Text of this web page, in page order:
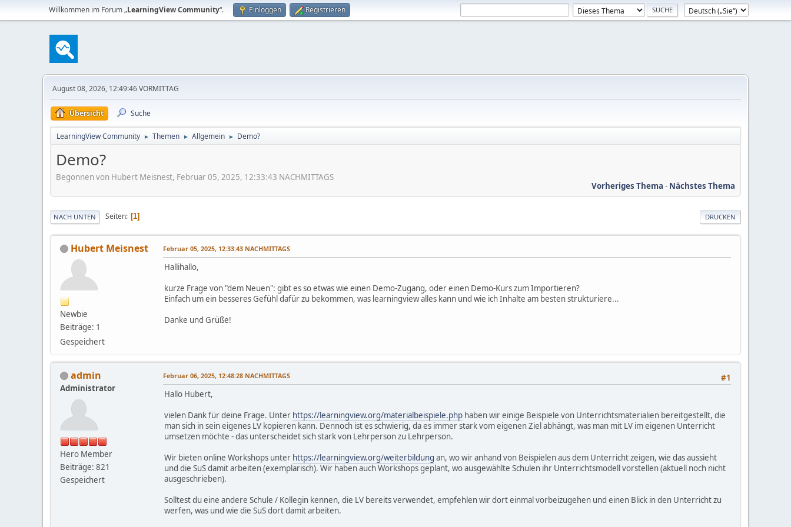
Willkommen im Forum „LearningView Community“. Einloggen Registrieren
August 08, 2026, 12:49:46 VORMITTAG
Übersicht Suche
LearningView Community ► Themen ► Allgemein ► Demo?
Demo?
Begonnen von Hubert Meisnest, Februar 05, 2025, 12:33:43 NACHMITTAGS
Vorheriges Thema - Nächstes Thema
DRUCKEN
NACH UNTEN Seiten 1
Hubert Meisnest
Newbie
Beiträge: 1
Gespeichert
Februar 05, 2025, 12:33:43 NACHMITTAGS
Hallihallo,
kurze Frage von "dem Neuen": gibt es so etwas wie einen Demo-Zugang, oder einen Demo-Kurs zum Importieren?
Einfach um ein besseres Gefühl dafür zu bekommen, was learningview alles kann und wie ich Inhalte am besten strukturiere...
Danke und Grüße!
admin
Administrator
Hero Member
Beiträge: 821
Gespeichert
#1
Februar 06, 2025, 12:48:28 NACHMITTAGS
Hallo Hubert,
vielen Dank für deine Frage. Unter https://learningview.org/materialbeispiele.php haben wir einige Beispiele von Unterrichtsmaterialien bereitgestellt, die
man sich in sein eigenes LV kopieren kann. Dennoch ist es schwierig, da es immer stark vom eigenen Ziel abhängt, was man mit LV im eigenen Unterricht
umsetzen möchte - das unterscheidet sich stark von Lehrperson zu Lehrperson.
Wir bieten online Workshops unter https://learningview.org/weiterbildung an, wo wir anhand von Beispielen aus dem Unterricht zeigen, wie das aussieht
und die SuS damit arbeiten (exemplarisch). Wir haben auch Workshops geplant, wo ausgewählte Schulen ihr Unterrichtsmodell vorstellen (aktuell noch nicht
ausgeschrieben).
Solltest du eine andere Schule / Kollegin kennen, die LV bereits verwendet, empfehlen wir dort einmal vorbeizugehen und einen Blick in den Unterricht zu
werfen, was und wie die SuS dort damit arbeiten.